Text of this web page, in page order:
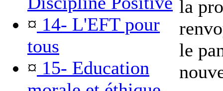
¤ 14- L'EFT pour
tous
¤ 15- Education
la
le